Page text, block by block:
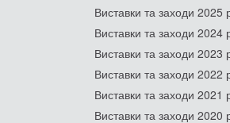
Виставки та заходи 2025
Виставки та заходи 2024
Виставки та заходи 2023
Виставки та заходи 2022
Виставки та заходи 2021
Виставки та заходи 2020